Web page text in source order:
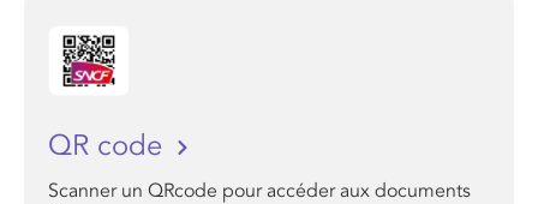
QR code
Scanner un QRcode pour accéder aux documents